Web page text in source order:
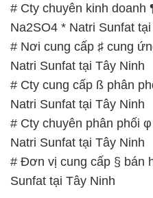
# Cty chuyên kinh doanh
Na2SO4 * Natri Sunfat
# Nơi cung cấp ♯ cung
Natri Sunfat tại Tây Ninh
# Cty cung cấp ß phân
Natri Sunfat tại Tây Ninh
# Cty chuyên phân phối
Natri Sunfat tại Tây Ninh
# Đơn vị cung cấp § bán
Sunfat tại Tây Ninh